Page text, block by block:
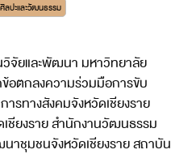
ศิลปะและวัฒนธรรม
จัยและพัฒนา มหาวิทยาลัย
อตกลงความร่วมมือการขับ
ารทางสังคมจังหวัดเชียงราย
ชียงราย สำนักงานวัฒนธรรม
าชุมชนจังหวัดเชียงราย สถาบัน